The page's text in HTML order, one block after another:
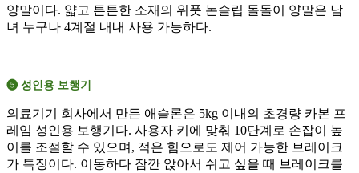
양말이다. 얇고 튼튼한 소재의 위풋 논슬립 돌돌이 양말은 남
녀 누구나 4계절 내내 사용 가능하다.
➎ 성인용 보행기
의료기기 회사에서 만든 애슬론은 5kg 이내의 초경량 카본 프
레임 성인용 보행기다. 사용자 키에 맞춰 10단계로 손잡이 높
이를 조절할 수 있으며, 적은 힘으로도 제어 가능한 브레이크
가 특징이다. 이동하다 잠깐 앉아서 쉬고 싶을 때 브레이크를